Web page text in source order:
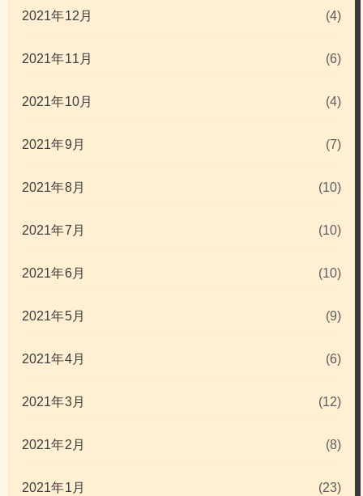
2021年12月 (4)
2021年11月 (6)
2021年10月 (4)
2021年9月 (7)
2021年8月 (10)
2021年7月 (10)
2021年6月 (10)
2021年5月 (9)
2021年4月 (6)
2021年3月 (12)
2021年2月 (8)
2021年1月 (23)